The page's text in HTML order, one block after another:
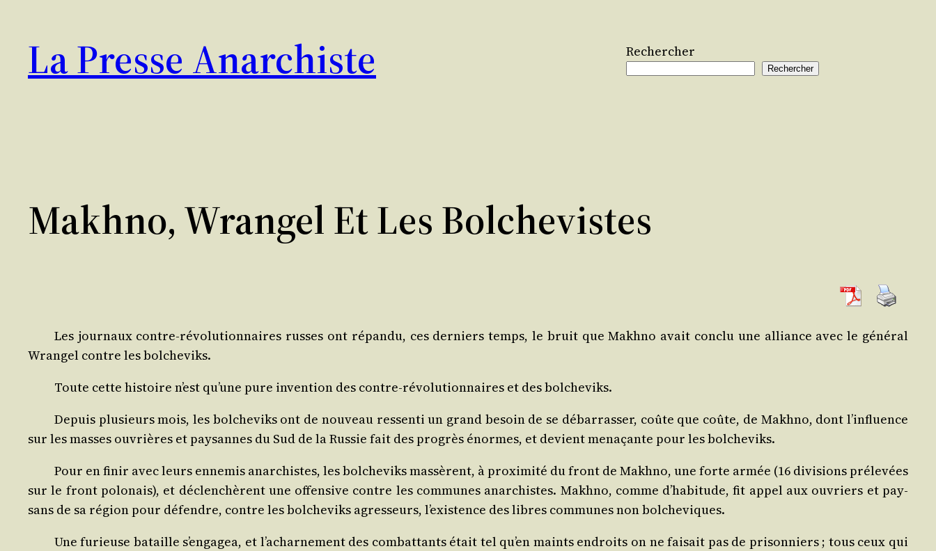
contenu
La Presse Anarchiste Rechercher
Rechercher
Makhno, Wrangel Et Les Bolchevistes
Les jour­naux contre-révo­lu­tion­naires russes ont répan­du, ces der­niers temps, le bruit que Makh­no avait conclu une alliance avec le géné­ral
Wran­gel contre les bolcheviks.
Toute cette his­toire n’est qu’une pure inven­tion des contre-révo­lu­tion­naires et des bolcheviks.
Depuis plu­sieurs mois, les bol­che­viks ont de nou­veau res­sen­ti un grand besoin de se débar­ras­ser, coûte que coûte, de Makh­no, dont l’influence
sur les masses ouvrières et pay­sannes du Sud de la Rus­sie fait des pro­grès énormes, et devient mena­çante pour les bolcheviks.
Pour en finir avec leurs enne­mis anar­chistes, les bol­che­viks mas­sèrent, à proxi­mi­té du front de Makh­no, une forte armée (16 divi­sions pré­le­vées
sur le front polo­nais), et déclen­chèrent une offen­sive contre les com­munes anar­chistes. Makh­no, comme d’habitude, fit appel aux ouvriers et pay­
sans de sa région pour défendre, contre les bol­che­viks agres­seurs, l’existence des libres com­munes non bolcheviques.
Une furieuse bataille s’engagea, et l’acharnement des com­bat­tants était tel qu’en maints endroits on ne fai­sait pas de pri­son­niers ; tous ceux qui